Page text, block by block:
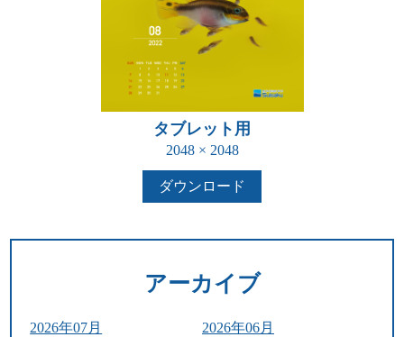
タブレット用
2048 × 2048
ダウンロード
アーカイブ
2026年07月
2026年06月